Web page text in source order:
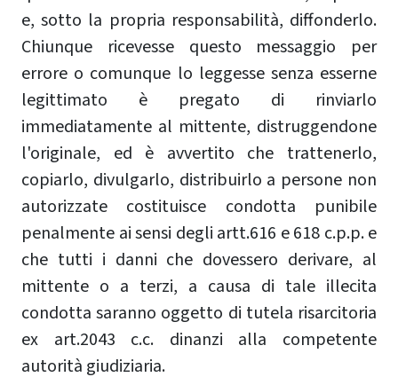
e, sotto la propria responsabilità, diffonderlo.
Chiunque ricevesse questo messaggio per
errore o comunque lo leggesse senza esserne
legittimato è pregato di rinviarlo
immediatamente al mittente, distruggendone
l'originale, ed è avvertito che trattenerlo,
copiarlo, divulgarlo, distribuirlo a persone non
autorizzate costituisce condotta punibile
penalmente ai sensi degli artt.616 e 618 c.p.p. e
che tutti i danni che dovessero derivare, al
mittente o a terzi, a causa di tale illecita
condotta saranno oggetto di tutela risarcitoria
ex art.2043 c.c. dinanzi alla competente
autorità giudiziaria.